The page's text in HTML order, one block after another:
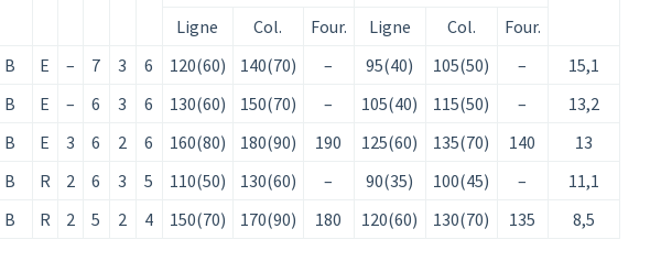
Ligne
Col. Four. Ligne Col.
Four.
B E – 7 3 6 120(60) 140(70) – 95(40) 105(50) –
15,1
B E – 6 3 6 130(60) 150(70) – 105(40) 115(50) –
13,2
B E 3 6 2 6 160(80) 180(90) 190 125(60) 135(70) 140
13
B R 2 6 3 5 110(50) 130(60) – 90(35) 100(45) –
11,1
B R 2 5 2 4 150(70) 170(90) 180 120(60) 130(70) 135 8,5